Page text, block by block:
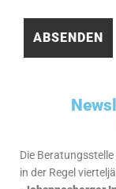
Die
in der Regel